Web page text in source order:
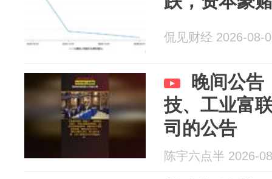
侃见财经 2026-08-
晚间公告
技、工业富
司的公告
陈宇六点半 2026-